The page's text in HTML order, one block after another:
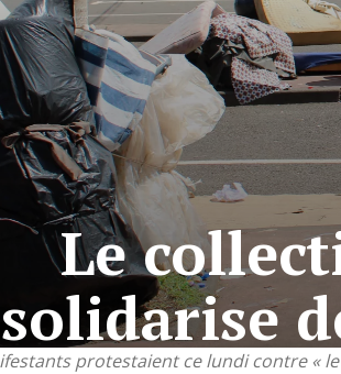
protestaient ce lundi contre «
Le